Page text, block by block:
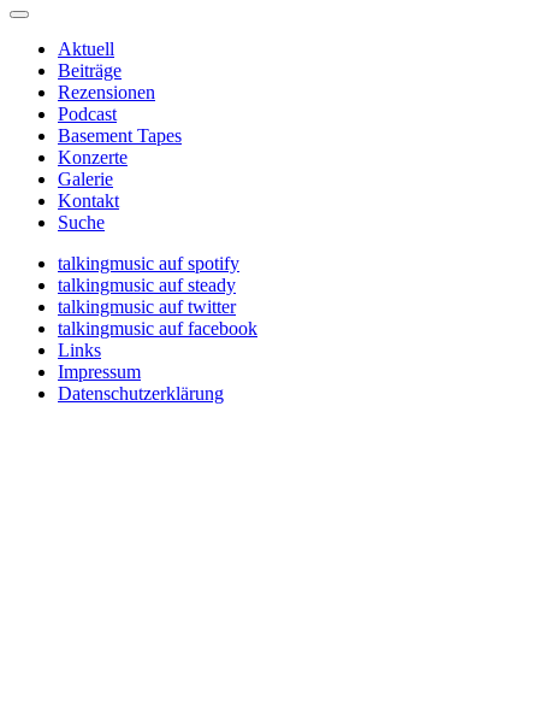
Aktuell
Beiträge
Rezensionen
Podcast
Basement Tapes
Konzerte
Galerie
Kontakt
Suche
talkingmusic auf spotify
talkingmusic auf steady
talkingmusic auf twitter
talkingmusic auf facebook
Links
Impressum
Datenschutzerklärung